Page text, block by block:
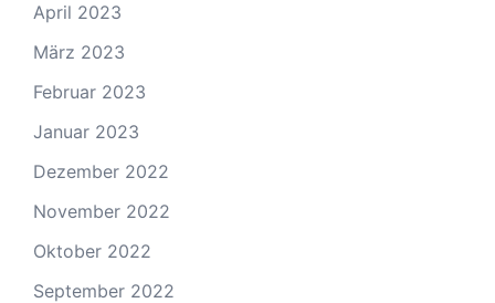
April 2023
März 2023
Februar 2023
Januar 2023
Dezember 2022
November 2022
Oktober 2022
September 2022